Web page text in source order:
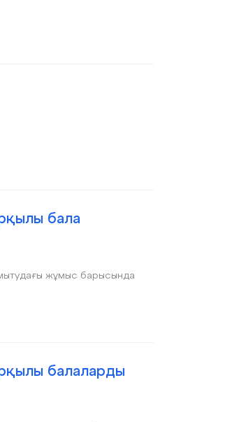
бала
жұмыс барысында
балаларды